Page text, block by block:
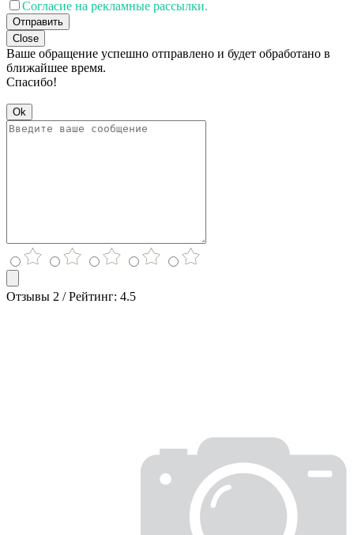
Согласие на рекламные рассылки.
Отправить
Close
Ваше обращение успешно отправлено и будет обработано в
ближайшее время.
Спасибо!
Ok
Отзывы 2 / Рейтинг: 4.5